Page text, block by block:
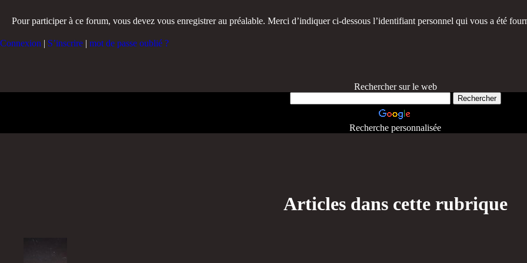
Pour participer à ce forum, vous devez vous enregistrer au préalable. Merci d’indiquer ci-dessous l’identifiant personnel qui vous a été
Connexion | S’inscrire | mot de passe oublié ?
Rechercher sur le web
Recherche personnalisée
Articles dans cette rubrique